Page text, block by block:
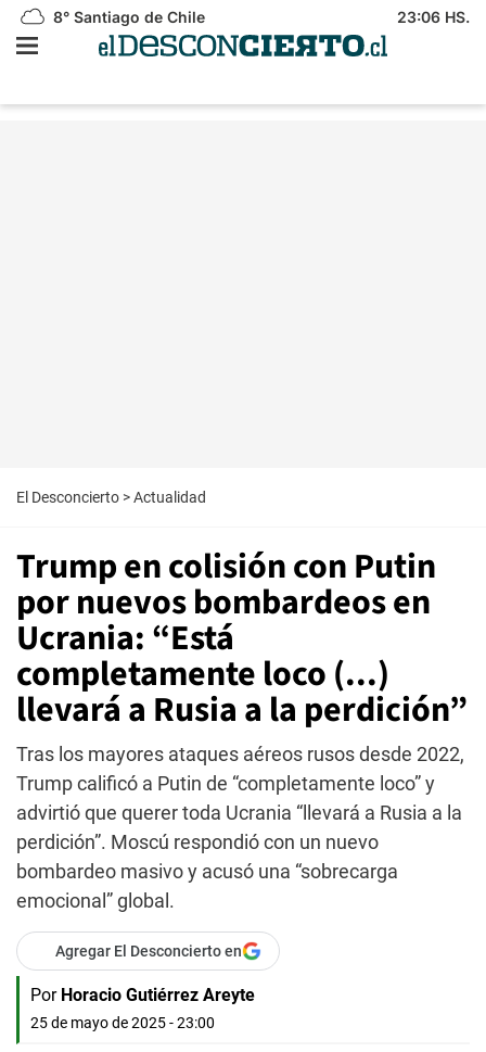
8° Santiago de Chile 23:06 HS.
El Desconcierto >Actualidad
Trump en colisión con Putin
por nuevos bombardeos en
Ucrania: “Está
completamente loco (...)
llevará a Rusia a la perdición”
Tras los mayores ataques aéreos rusos desde 2022,
Trump calificó a Putin de “completamente loco” y
advirtió que querer toda Ucrania “llevará a Rusia a la
perdición”. Moscú respondió con un nuevo
bombardeo masivo y acusó una “sobrecarga
emocional” global.
Agregar El Desconcierto en
Por Horacio Gutiérrez Areyte
25 de mayo de 2025 - 23:00